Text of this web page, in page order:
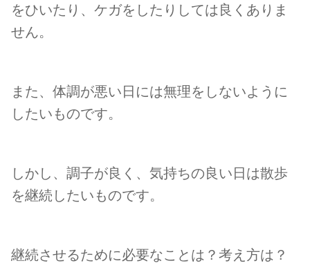
をひいたり、ケガをしたりしては良くありま
せん。
また、体調が悪い日には無理をしないように
したいものです。
しかし、調子が良く、気持ちの良い日は散歩
を継続したいものです。
継続させるために必要なことは？考え方は？